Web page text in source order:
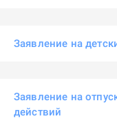
Заявление на
Заявление на
действий